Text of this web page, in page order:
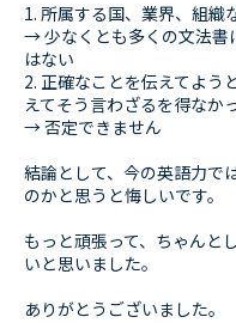
1. 所属する国、業界、組織
→ 少なくとも多くの文法書
はない
2. 正確なことを伝えてよう
えてそう言わざるを得なか
→ 否定できません
結論として、今の英語力で
のかと思うと悔しいです。
もっと頑張って、ちゃんと
いと思いました。
ありがとうございました。